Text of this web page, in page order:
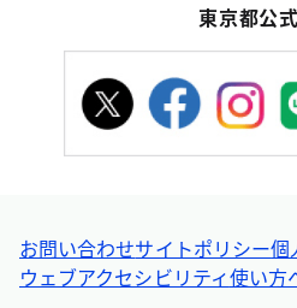
東京都公
お問い合わせサイトポリシー個
ウェブアクセシビリティ使い方